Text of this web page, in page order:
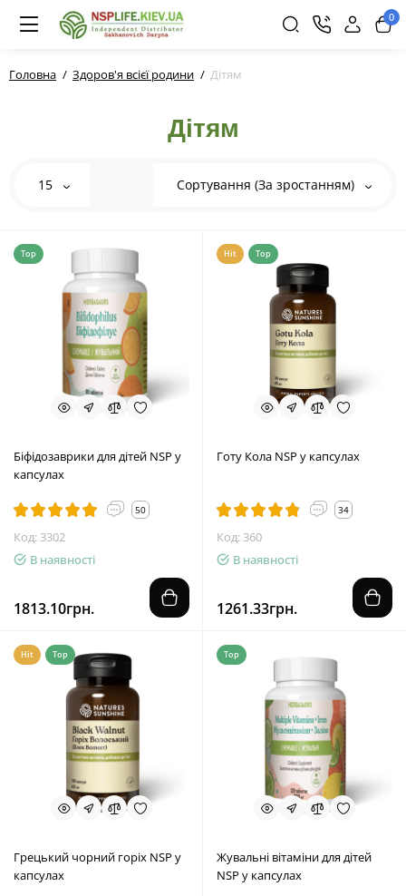
0
Головна Здоров'я всієї родини Дітям
Дітям
15 Сортування (За зростанням)
Top
Біфідозаврики для дітей NSP у
капсулах
50
Код: 3302
В наявності
1813.10грн.
Hit Top
Готу Кола NSP у капсулах
34
Код: 360
В наявності
1261.33грн.
Hit Top
Грецький чорний горіх NSP у
капсулах
Top
Жувальні вітаміни для дітей
NSP у капсулах